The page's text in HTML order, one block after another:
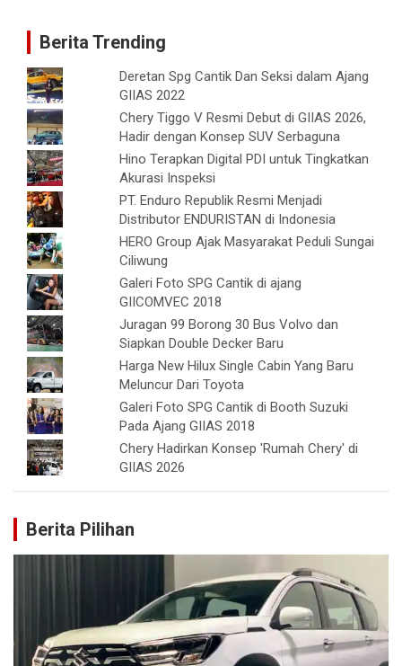
Berita Trending
Deretan Spg Cantik Dan Seksi dalam Ajang
GIIAS 2022
Chery Tiggo V Resmi Debut di GIIAS 2026,
Hadir dengan Konsep SUV Serbaguna
Hino Terapkan Digital PDI untuk Tingkatkan
Akurasi Inspeksi
PT. Enduro Republik Resmi Menjadi
Distributor ENDURISTAN di Indonesia
HERO Group Ajak Masyarakat Peduli Sungai
Ciliwung
Galeri Foto SPG Cantik di ajang
GIICOMVEC 2018
Juragan 99 Borong 30 Bus Volvo dan
Siapkan Double Decker Baru
Harga New Hilux Single Cabin Yang Baru
Meluncur Dari Toyota
Galeri Foto SPG Cantik di Booth Suzuki
Pada Ajang GIIAS 2018
Chery Hadirkan Konsep 'Rumah Chery' di
GIIAS 2026
Berita Pilihan